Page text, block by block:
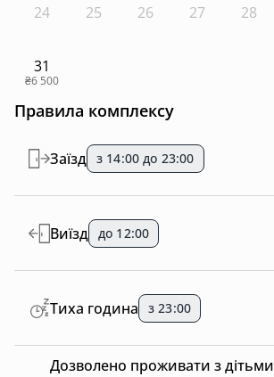
24 25 26 27 28
31
₴6 500
Правила комплексу
Заїзд з 14:00 до 23:00
Виїзд до 12:00
Дозволено проживати з дітьми
Тиха година з 23:00